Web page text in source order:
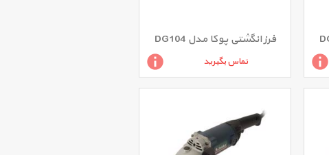
فرز انگشتی پوکا مدل DG104
تماس بگیرید